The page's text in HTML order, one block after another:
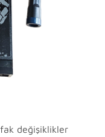
değişiklikler